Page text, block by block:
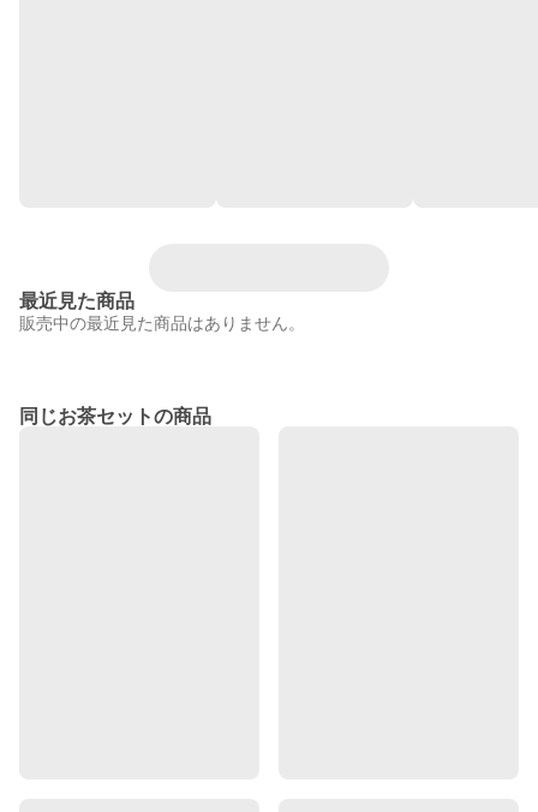
最近見た商品
販売中の最近見た商品はありません。
同じお茶セットの商品